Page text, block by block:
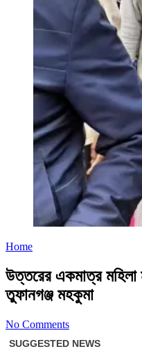
Home
উত্তরের একমাত্র মহিলা
তুফানগঞ্জ মহকুমা
No Comments